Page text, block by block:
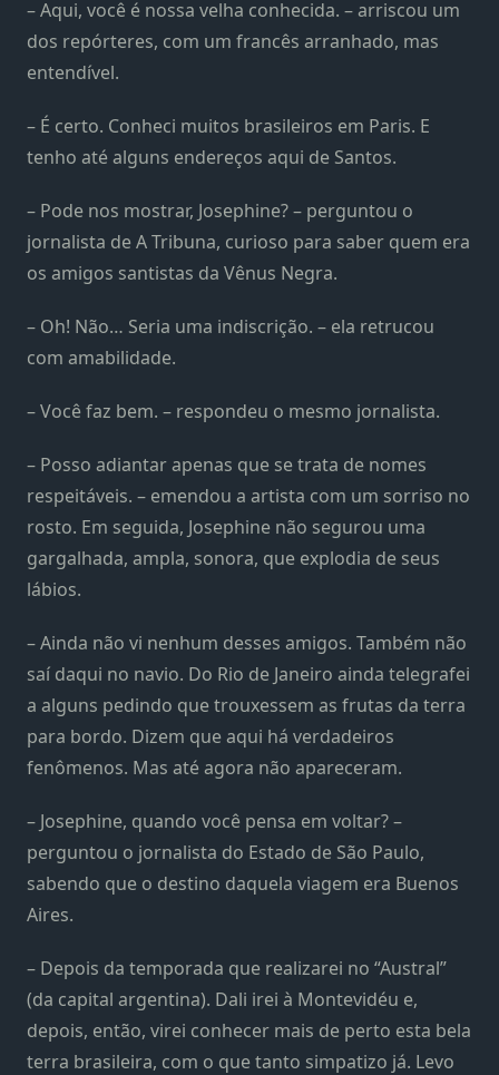
– Aqui, você é nossa velha conhecida. – arriscou um
dos repórteres, com um francês arranhado, mas
entendível.
– É certo. Conheci muitos brasileiros em Paris. E
tenho até alguns endereços aqui de Santos.
– Pode nos mostrar, Josephine? – perguntou o
jornalista de A Tribuna, curioso para saber quem era
os amigos santistas da Vênus Negra.
– Oh! Não… Seria uma indiscrição. – ela retrucou
com amabilidade.
– Você faz bem. – respondeu o mesmo jornalista.
– Posso adiantar apenas que se trata de nomes
respeitáveis. – emendou a artista com um sorriso no
rosto. Em seguida, Josephine não segurou uma
gargalhada, ampla, sonora, que explodia de seus
lábios.
– Ainda não vi nenhum desses amigos. Também não
saí daqui no navio. Do Rio de Janeiro ainda telegrafei
a alguns pedindo que trouxessem as frutas da terra
para bordo. Dizem que aqui há verdadeiros
fenômenos. Mas até agora não apareceram.
– Josephine, quando você pensa em voltar? –
perguntou o jornalista do Estado de São Paulo,
sabendo que o destino daquela viagem era Buenos
Aires.
– Depois da temporada que realizarei no “Austral”
(da capital argentina). Dali irei à Montevidéu e,
depois, então, virei conhecer mais de perto esta bela
terra brasileira, com o que tanto simpatizo já. Levo